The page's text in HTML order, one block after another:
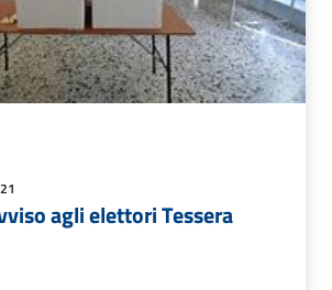
agli elettori Tessera